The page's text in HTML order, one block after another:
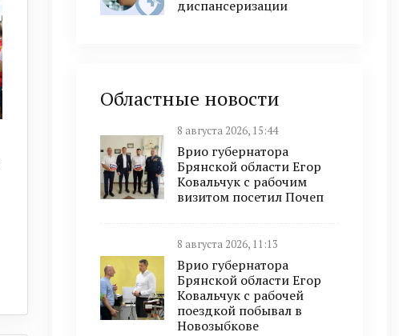
диспансеризации
Областные новости
8 августа 2026, 15:44
Врио губернатора
Брянской области Егор
Ковальчук с рабочим
визитом посетил Почеп
8 августа 2026, 11:13
Врио губернатора
Брянской области Егор
Ковальчук с рабочей
поездкой побывал в
Новозыбкове